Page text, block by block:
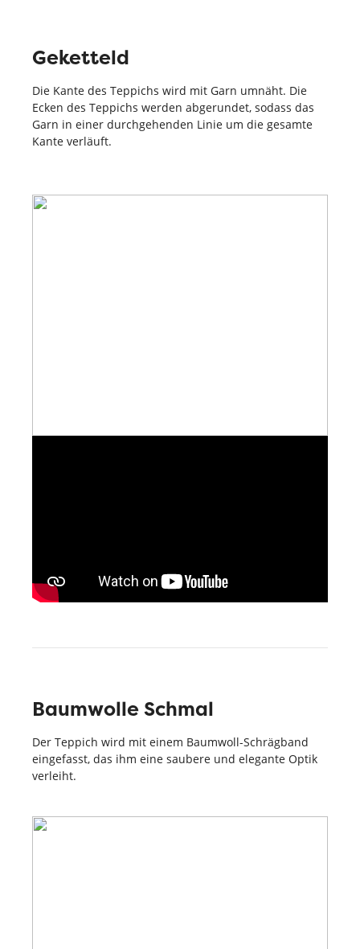
Geketteld
Die Kante des Teppichs wird mit Garn umnäht. Die
Ecken des Teppichs werden abgerundet, sodass das
Garn in einer durchgehenden Linie um die gesamte
Kante verläuft.
Baumwolle Schmal
Der Teppich wird mit einem Baumwoll-Schrägband
eingefasst, das ihm eine saubere und elegante Optik
verleiht.